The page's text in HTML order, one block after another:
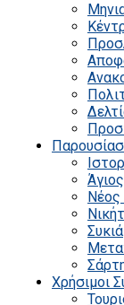
Συκιά
Χρήσιμοι